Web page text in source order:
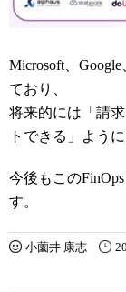
Microsoft、
ており、
将来的には「請
トできる」よう
今後もこの
す。
小薗井 康志